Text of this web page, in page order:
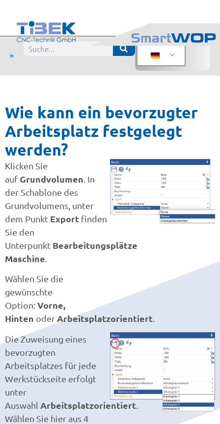
Klicken Sie
auf Grundvolumen . In
der Schablone des
Grundvolumens, unter
dem Punkt Export finden
Sie den
Unterpunkt Bearbeitungsplätze
Maschine
Wählen Sie die
gewünschte
Option:Vorne,
Hinten oderArbeitsplatzorientiert.
Die Zuweisung eines
bevorzugten
Arbeitsplatzes für jede
Werkstückseite erfolgt
unter
Auswahl Arbeitsplatzorientiert
Wählen Sie hier aus 4
Wie kann ein bevorzugter
Arbeitsplatz festgelegt
werden?